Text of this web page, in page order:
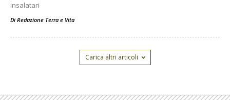
insalatari
Di Redazione Terra e Vita
Carica altri articoli